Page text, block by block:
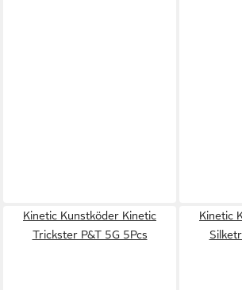
Kinetic Kunstköder Kinetic
Trickster P&T 5G 5Pcs
Kinetic